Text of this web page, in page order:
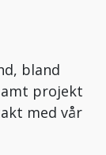
bland
projekt
med vår